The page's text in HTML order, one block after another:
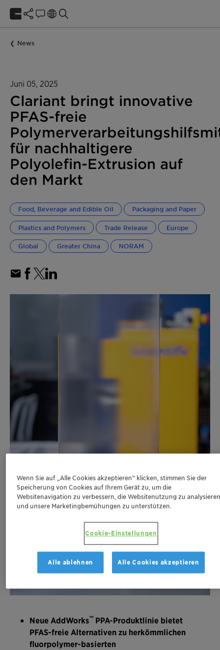
News
Juni 05, 2025
Clariant bringt innovative
PFAS-freie
für nachhaltigere
Polyolefin-Extrusion auf
den Markt
Food, Beverage and Edible Oil Packaging and Paper
Plastics and Polymers Trade Release Europe
Global Greater China NORAM
Neue AddWorks™ PPA-Produktlinie bietet
PFAS-freie Alternativen zu herkömmlichen
fluorpolymer-basierten
Wenn Sie auf „Alle Cookies akzeptieren“ klicken, stimmen Sie der
Speicherung von Cookies auf Ihrem Gerät zu, um die
Websitenavigation zu verbessern, die Websitenutzung zu
und unsere Marketingbemühungen zu unterstützen.
Cookie-Einstellungen
Alle ablehnen Alle Cookies akzeptieren